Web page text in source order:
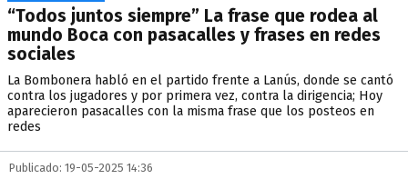
“Todos juntos siempre” La frase que rodea al
mundo Boca con pasacalles y frases en redes
sociales
La Bombonera habló en el partido frente a Lanús, donde se cantó
contra los jugadores y por primera vez, contra la dirigencia; Hoy
aparecieron pasacalles con la misma frase que los posteos en
redes
Publicado: 19-05-2025 14:36